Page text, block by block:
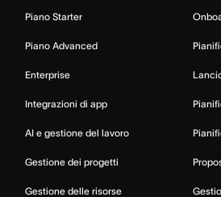
Piano Starter
Piano Advanced
Enterprise
Integrazioni di app
AI e gestione del lavoro
Gestione dei progetti
Gestione delle risorse